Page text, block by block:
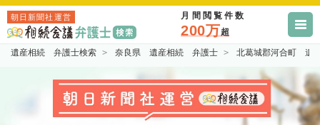
朝日新聞社運営 月間閲覧件数
200万超
遺産相続 弁護士検索 奈良県 遺産相続 弁護士 北葛城郡河合町 遺